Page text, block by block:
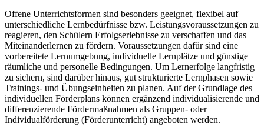
Offene Unterrichtsformen sind besonders geeignet, flexibel auf
unterschiedliche Lernbedürfnisse bzw. Leistungsvoraussetzungen zu
reagieren, den Schülern Erfolgserlebnisse zu verschaffen und das
Miteinanderlernen zu fördern. Voraussetzungen dafür sind eine
vorbereitete Lernumgebung, individuelle Lernplätze und günstige
räumliche und personelle Bedingungen. Um Lernerfolge langfristig
zu sichern, sind darüber hinaus, gut strukturierte Lernphasen sowie
Trainings- und Übungseinheiten zu planen. Auf der Grundlage des
individuellen Förderplans können ergänzend individualisierende und
differenzierende Fördermaßnahmen als Gruppen- oder
Individualförderung (Förderunterricht) angeboten werden.